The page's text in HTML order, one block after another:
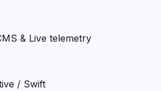
& Live telemetry
/ Swift